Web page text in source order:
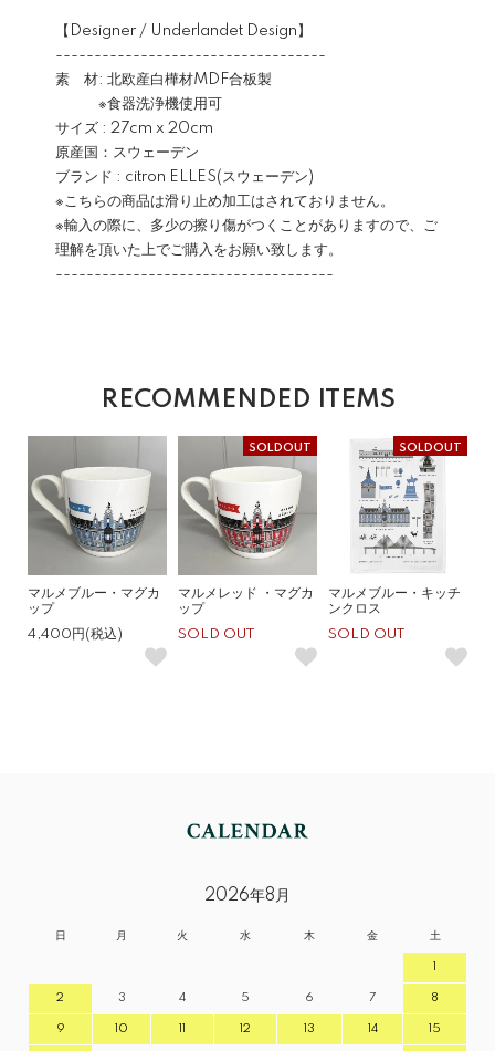
【Designer / Underlandet Design】
-----------------------------------
素 材: 北欧産白樺材MDF合板製
※食器洗浄機使用可
サイズ : 27cm x 20cm
原産国：スウェーデン
ブランド : citron ELLES(スウェーデン)
※こちらの商品は滑り止め加工はされておりません。
※輸入の際に、多少の擦り傷がつくことがありますので、ご
理解を頂いた上でご購入をお願い致します。
------------------------------------
RECOMMENDED ITEMS
マルメブルー・マグカ
ップ
4,400円(税込)
SOLDOUT
マルメレッド ・マグカ
ップ
SOLD OUT
SOLDOUT
マルメブルー・キッチ
ンクロス
SOLD OUT
2026年8月
日 月 火 水 木 金 土
1
2 3 4 5 6 7 8
9 10 11 12 13 14 15